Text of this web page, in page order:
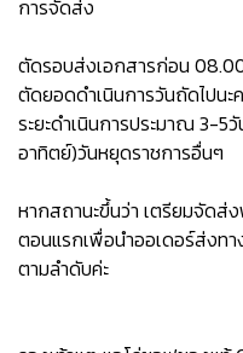
การจัดส่ง
ตัดรอบส่งเอกสารก่อน
ตัดยอดดำเนินการวันถัดไปนะ
ระยะดำเนินการประมาณ 3-5
อาทิตย์)วันหยุดราชการอื่นๆ
หากสถานะขึ้นว่า เตรียมจัดส่
ตอนแรกเพื่อนำออเดอร์ส่งท
ตามลำดับค่ะ